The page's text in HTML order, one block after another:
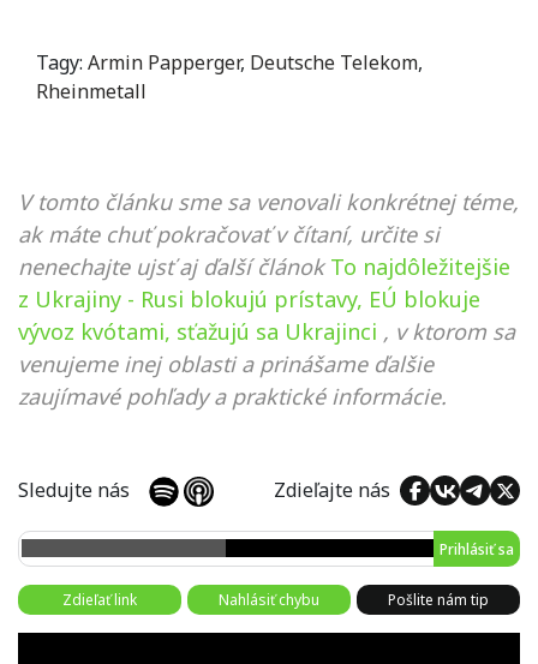
Tagy: Armin Papperger, Deutsche Telekom,
Rheinmetall
V tomto článku sme sa venovali konkrétnej téme,
ak máte chuť pokračovať v čítaní, určite si
nenechajte ujsť aj ďalší článok To najdôležitejšie
z Ukrajiny - Rusi blokujú prístavy, EÚ blokuje
vývoz kvótami, sťažujú sa Ukrajinci , v ktorom sa
venujeme inej oblasti a prinášame ďalšie
zaujímavé pohľady a praktické informácie.
Sledujte nás Zdieľajte nás
Prihlásiť sa
Zdieľať link Nahlásiť chybu Pošlite nám tip